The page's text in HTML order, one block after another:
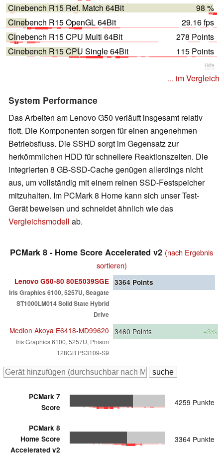
Cinebench R15 Ref. Match 64Bit
98 %
Cinebench R15 OpenGL 64Bit
29.16 fps
Cinebench R15 CPU Multi 64Bit
278 Points
Cinebench R15 CPU Single 64Bit
115 Points
Hilfe
... im Vergleich
System Performance
Das Arbeiten am Lenovo G50 verläuft insgesamt relativ
flott. Die Komponenten sorgen für einen angenehmen
Betriebsfluss. Die SSHD sorgt im Gegensatz zur
herkömmlichen HDD für schnellere Reaktionszeiten. Die
integrierten 8 GB-SSD-Cache genügen allerdings nicht
aus, um vollständig mit einem reinen SSD-Festspeicher
mitzuhalten. Im PCMark 8 Home kann sich unser Test-
Gerät beweisen und schneidet ähnlich wie das
Vergleichsmodell ab.
PCMark 8 - Home Score Accelerated v2 (nach Ergebnis
sortieren)
Lenovo G50-80 80E5039SGE
Iris Graphics 6100, 5257U, Seagate
ST1000LM014 Solid State Hybrid
Drive
3364 Points
Medion Akoya E6418-MD99620
Iris Graphics 6100, 5257U, Phison
128GB PS3109-S9
3460 Points +3%
PCMark 7
Score
4259 Punkte
PCMark 8
Home Score
Accelerated v2
3364 Punkte